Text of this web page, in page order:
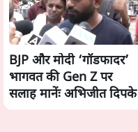
BJP और मोदी ‘गॉडफादर’
भागवत की Gen Z पर
सलाह मानेंः अभिजीत दिपके